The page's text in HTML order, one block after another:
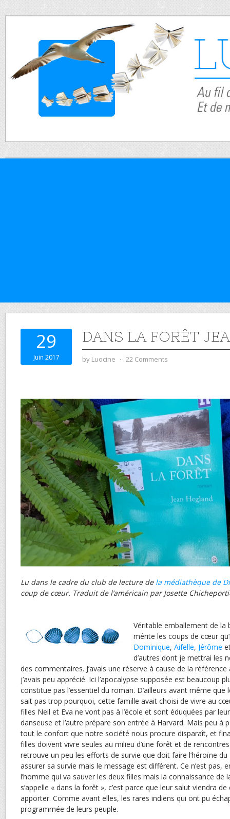
29
Juin 2017
DANS LA FORÊT
by Luocine ⋅ 22 Comments
Lu dans le cadre du club de lecture de la média­thè­que de
coup de cœur. Traduit de l’américain par Josette
Véritable emballement de la
mérite les coups de cœur
Dominique, Aifelle, Jérôme
d’autres dont je mettrai les
des commentaires. J’avais une réserve à cause de la
j’avais peu apprécié. Ici l’apocalypse supposée est beaucoup
constitue pas l’essentiel du roman. D’ailleurs avant même que
sait pas trop pourquoi, cette famille avait choisi de vivre au
filles Neil et Eva ne vont pas à l’école et sont éduquées par
danseuse et l’autre prépare son entrée à Harvard. Mais peu à
tout le confort que notre société nous procure disparaît, et
filles doivent vivre seules au milieu d’une forêt et de
retrouve un peu les efforts de survie que doit faire l’héroïne
assurer sa survie mais le message est différent. Ce n’est pas,
l’homme qui va sauver les deux filles mais la connaissance de
s’appelle « dans la forêt », c’est parce que leur salut viendra
apporter. Comme avant elles, les rares indiens qui ont pu
programmée de leurs peuple.